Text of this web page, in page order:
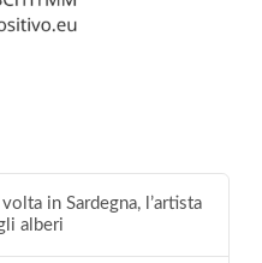
in Sardegna, l’artista
alberi